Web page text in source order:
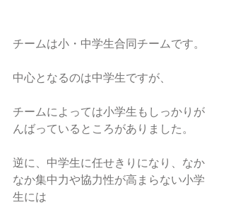
チームは小・中学生合同チームです。
中心となるのは中学生ですが、
チームによっては小学生もしっかりが
んばっているところがありました。
逆に、中学生に任せきりになり、なか
なか集中力や協力性が高まらない小学
生には